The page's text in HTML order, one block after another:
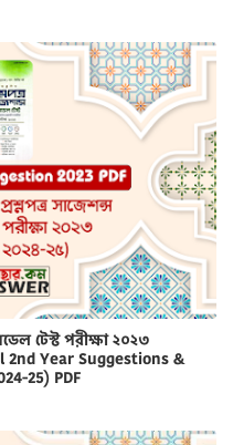
টেস্ট পরীক্ষা ২০২৩
2nd Year Suggestions &
25) PDF